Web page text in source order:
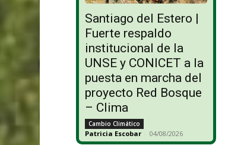
Santiago del Estero |
Fuerte respaldo
institucional de la
UNSE y CONICET a la
puesta en marcha del
proyecto Red Bosque
– Clima
Cambio Climático
Patricia Escobar - 04/08/2026